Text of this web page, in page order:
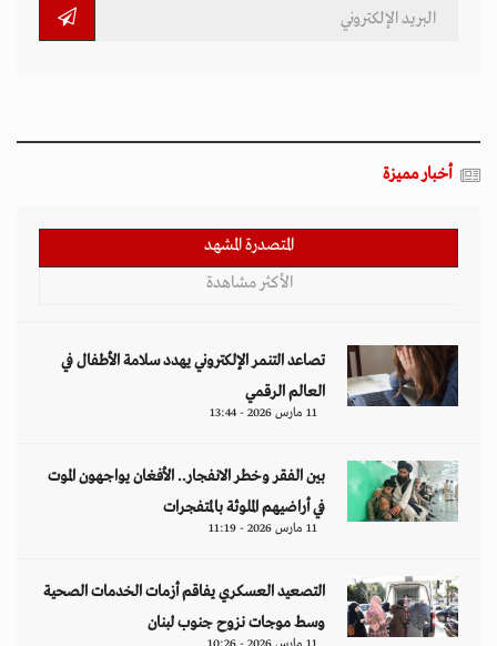
أخبار مميزة
المتصدرة المشهد
الأكثر مشاهدة
تصاعد التنمر الإلكتروني يهدد سلامة الأطفال في
العالم الرقمي
11 مارس 2026 - 13:44
بين الفقر وخطر الانفجار.. الأفغان يواجهون الموت
في أراضيهم الملوثة بالمتفجرات
11 مارس 2026 - 11:19
التصعيد العسكري يفاقم أزمات الخدمات الصحية
وسط موجات نزوح جنوب لبنان